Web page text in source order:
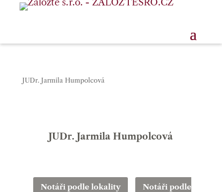
JUDr. Jarmila Humpolcová
JUDr. Jarmila Humpolcová
Notáři podle lokality Notáři podle